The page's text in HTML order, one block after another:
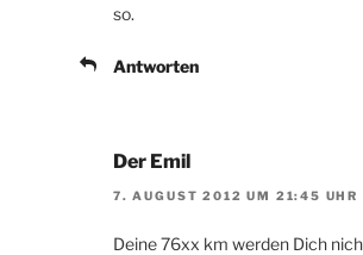
so.
Antworten
Der Emil
7. AUGUST 2012 UM 21:45 UHR
Deine 76xx km werden Dich